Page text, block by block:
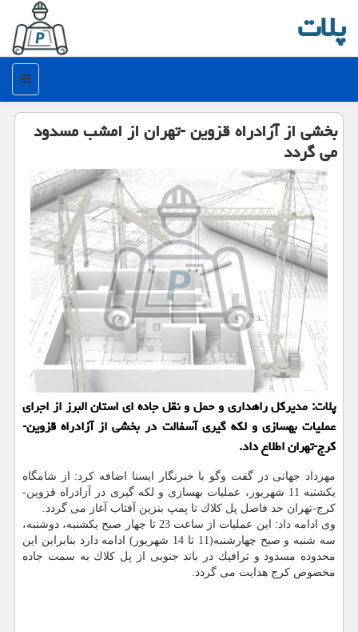
پلات
منو
بخشی از آزادراه قزوین -تهران از امشب مسدود
می گردد
پلات: مدیركل راهداری و حمل و نقل جاده ای استان البرز از اجرای
عملیات بهسازی و لكه گیری آسفالت در بخشی از آزادراه قزوین-
كرج-تهران اطلاع داد.
مهرداد جهانی در گفت وگو با خبرنگار ایسنا اضافه كرد: از شامگاه
یكشنبه 11 شهریور، عملیات بهسازی و لكه گیری در آزادراه قزوین-
كرج-تهران حد فاصل پل كلاك تا پمپ بنزین آفتاب آغاز می گردد.
وی ادامه داد: این عملیات از ساعت 23 تا چهار صبح یكشنبه، دوشنبه،
سه شنبه و صبح چهارشنبه(11 تا 14 شهریور) ادامه دارد بنابراین این
محدوده مسدود و ترافیك در باند جنوبی از پل كلاك به سمت جاده
مخصوص كرج هدایت می گردد.